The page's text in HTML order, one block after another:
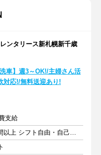
ンタリース新札幌新千歳
車】週3～OK!/主婦さん活
対応!/無料送迎あり!
支給
週3日以上 1日4時間以上 シフト自由・自己申告